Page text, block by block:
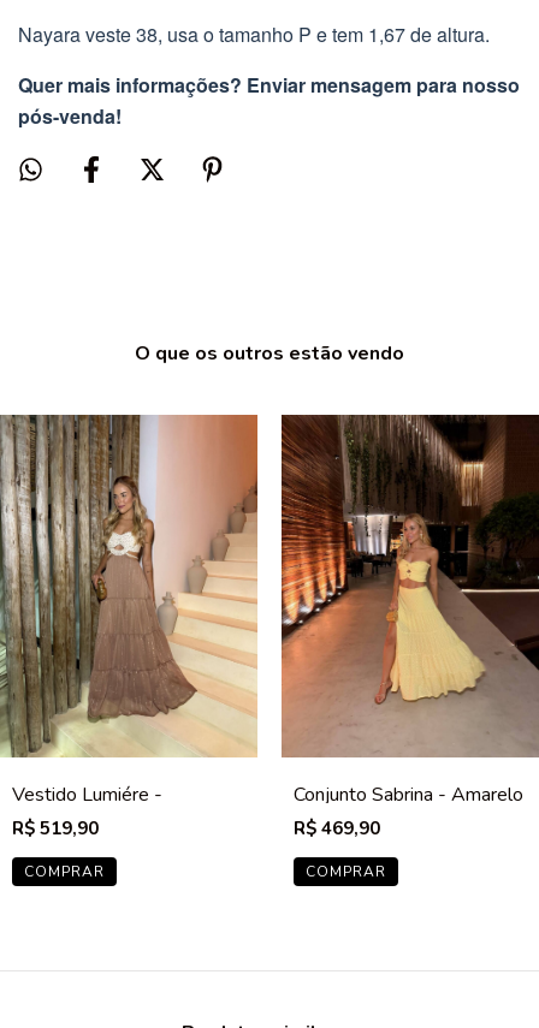
Nayara veste 38, usa o tamanho P e tem 1,67 de altura.
Quer mais informações? Enviar mensagem para nosso
pós-venda!
O que os outros estão vendo
Vestido Lumiére -
Cappuccino
R$ 519,90
COMPRAR
Conjunto Sabrina - Amarelo
R$ 469,90
COMPRAR